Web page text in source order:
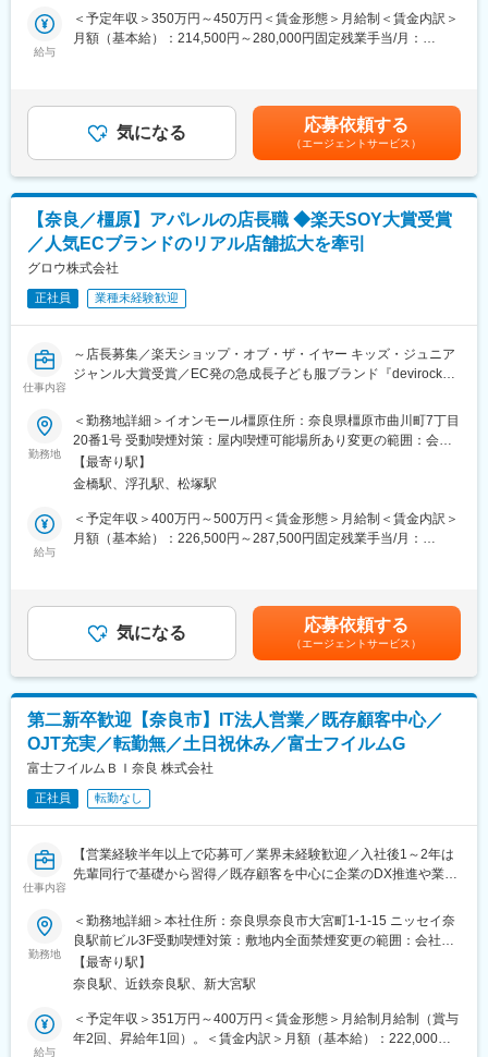
・見積書作成／受発注に伴う事務処理
・商品開発やレシピ提案のサポート
＜担当社数＞既に取引がある20社～30社を担当いただく予定で
す。
＜顧客先＞製菓メーカー、製パンメーカー、製麺メーカー、中食
メーカー、ベーカリー店 など
■配属部署・組織構成：
営業部は４名（40代１名、50代3名）と営業アシスタント１名で
構成しています。入社後は先輩社員との同行営業からスタート
し、商品知識や取引先理解を深めながら徐々に担当顧客を引き継
変更の範囲：会社の定める業務
今回は、ブランドのさらなる成長を見据えた組織体制強化のため
の募集です。
・店頭接客業務
・イオンモール橿原の施設運営担当者（館担当者）とのコミュニ
ケーション
スタッフ3～4名を想定、服装自由で個人ノルマはありません。チ
ーム全員で店舗目標を目指すスタイルです。
店舗販売員としてご活躍いただき、その後は店長や店舗数拡大に
伴ったエリアマネジャー（本部配属）へ挑戦できます。個人ノル
く予定です。
ブランドのさらなる成長と店舗拡大を見据えた、組織体制強化の
ための増員募集です。店舗運営の核となるメンバーを求めてお
り、これまでの販売経験を活かして、店舗スタッフの牽引や店長
のサポートなど、運営の中核を担っていただける方を募集いたし
■ブランドの特徴：
り、2025年は楽天ショップ・オブ・ザ・イヤー2025 キッズ・ジ
ュニア ジャンル賞の大賞を受賞。子育てにおいて必要とされるブ
ランドとなり、子ども服業界日本一を目指しています。
変更の範囲：会社の定める業務
給与
＜予定年収＞350万円～450万円＜賃金形態＞月給制＜賃金内訳＞
月額（基本給）：214,500円～280,000円固定残業手当/月：
は賞与を含みます。賞与は事業年度で2年目以降、業績に応じて年
2回支給。賃金はあくまでも目安の金額であり、選考を通じて上下
する可能性があります。月給(月額)は固定手当を含めた表記です。
気になる 応募依頼する
（エージェントサービス）
【奈良／橿原】アパレルの店長職 ◆楽天SOY大賞受賞
／人気ECブランドのリアル店舗拡大を牽引
グロウ株式会社
正社員 業種未経験歓迎
仕事内容
～店長募集／楽天ショップ・オブ・ザ・イヤー キッズ・ジュニア
ジャンル大賞受賞／EC発の急成長子ども服ブランド『devirock』
■業務内容：
子供服ブランド『devirock（デビロック）』を展開する当社に
て、店舗販売員をお任せいたします。ネットショップで絶大な支
持を集める当社では、リアル店舗の展開を本格化させています。
今回は、店舗運営の核としてチームを牽引し、ブランドの魅力を
現場から発信していただける「店長（候補）」の募集です。
・数値管理（予算／売上／KPI）
・販促やイベント企画立案
・店頭商品ディスプレイ、商品管理
■働く環境：
スタッフ3～4名を想定、服装自由で個人ノルマはありません。チ
ーム全員で店舗目標を目指すスタイルです。EC発ブランドだから
ッフ育成に主導して挑める、やりがい抜群のポジションです。
店長として活躍した後は、店舗数拡大に伴ってエリアマネジャー
（本部配属）へ挑戦できます。中長期的にはSV・MD・VMD・撮
です。個人ノルマなどはなく、店舗としての予算達成を主なKPIと
して設定していく予定です。
■募集背景：
ための増員募集です。店舗運営の核となるメンバーを求めてお
り、これまでのご経験を活かして、店舗スタッフの牽引や運営の
勤務地
＜勤務地詳細＞イオンモール橿原住所：奈良県橿原市曲川町7丁目
20番1号 受動喫煙対策：屋内喫煙可能場所あり変更の範囲：会社
の定める事業所
【最寄り駅】
金橋駅、浮孔駅、松塚駅
給与
＜予定年収＞400万円～500万円＜賃金形態＞月給制＜賃金内訳＞
月額（基本給）：226,500円～287,500円固定残業手当/月：
は賞与を含みます。賞与は事業年度で2年目以降、業績に応じて年
2回支給。賃金はあくまでも目安の金額であり、選考を通じて上下
する可能性があります。月給(月額)は固定手当を含めた表記です。
気になる 応募依頼する
（エージェントサービス）
第二新卒歓迎【奈良市】IT法人営業／既存顧客中心／
OJT充実／転勤無／土日祝休み／富士フイルムG
富士フイルムＢＩ奈良 株式会社
正社員 転勤なし
仕事内容
【営業経験半年以上で応募可／業界未経験歓迎／入社後1～2年は
先輩同行で基礎から習得／既存顧客を中心に企業のDX推進や業務
■採用背景
同社は、富士フイルムBIのブランド力と地域密着型の提案力を強
みに、奈良県内の企業や医療機関、教育機関を支援しています。
オフィス環境の改善や業務効率化へのニーズ拡大を受け、営業体
制の強化を進めています。
組織基盤の強化に向けた増員募集であり、業界未経験の方も安心
してスタートできる環境を整えています。
勤務地
＜勤務地詳細＞本社住所：奈良県奈良市大宮町1-1-15 ニッセイ奈
良駅前ビル3F受動喫煙対策：敷地内全面禁煙変更の範囲：会社の
定める事業所
【最寄り駅】
奈良駅、近鉄奈良駅、新大宮駅
給与
＜予定年収＞351万円～400万円＜賃金形態＞月給制月給制（賞与
年2回、昇給年1回）。＜賃金内訳＞月額（基本給）：222,000円